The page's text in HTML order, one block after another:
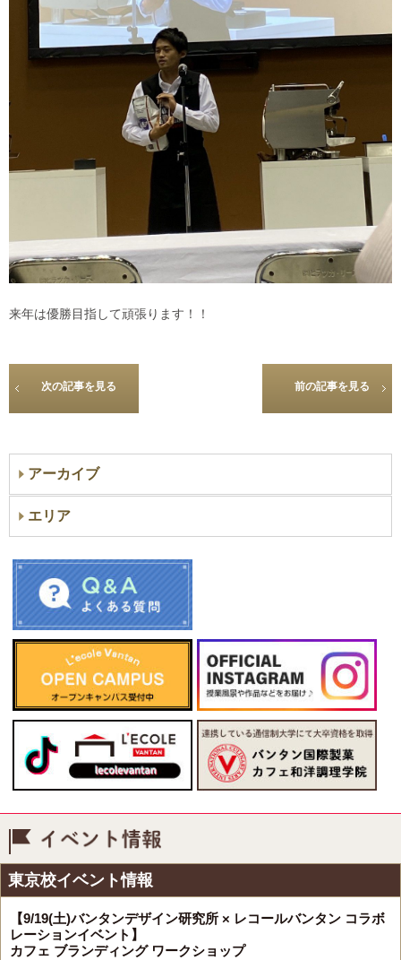
来年は優勝目指して頑張ります！！
次の記事を見る 前の記事を見る
アーカイブ
エリア
東京校イベント情報
【9/19(土)バンタンデザイン研究所 × レコールバンタン コラボ
レーションイベント】
カフェ ブランディング ワークショップ